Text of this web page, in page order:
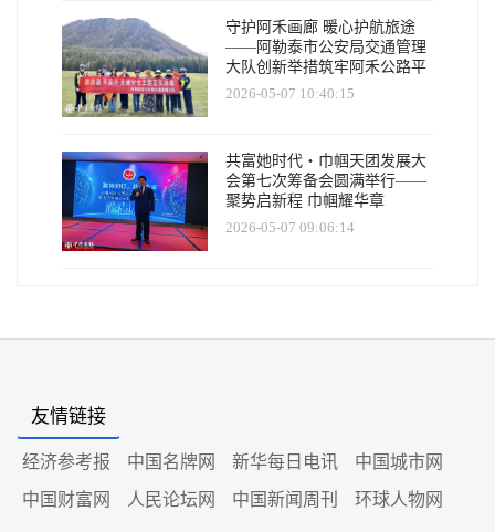
守护阿禾画廊 暖心护航旅途
——阿勒泰市公安局交通管理
大队创新举措筑牢阿禾公路平
安防线
2026-05-07 10:40:15
共富她时代・巾帼天团发展大
会第七次筹备会圆满举行——
聚势启新程 巾帼耀华章
2026-05-07 09:06:14
友情链接
经济参考报 中国名牌网 新华每日电讯
中国城市网
中国财富网
人民论坛网 中国新闻周刊 环球人物网